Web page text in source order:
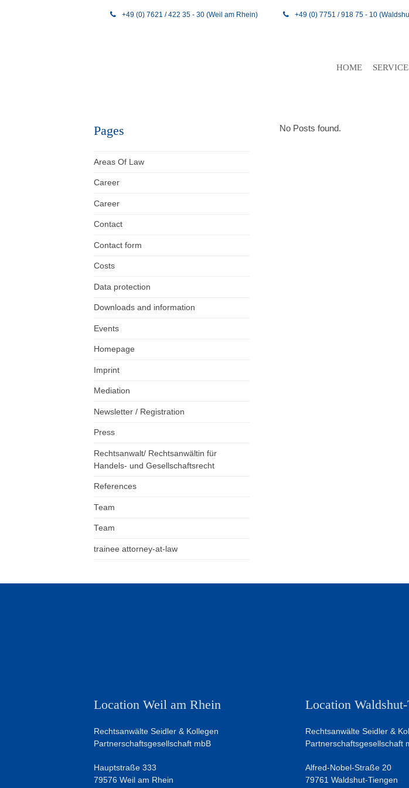
+49 (0) 7621 / 422 35 - 30 (Weil am Rhein) +49 (0) 7751 / 918 75 - 10
HOME
No Posts found.
Pages
Areas Of Law
Career
Career
Contact
Contact form
Costs
Data protection
Downloads and information
Events
Homepage
Imprint
Mediation
Newsletter / Registration
Press
Rechtsanwalt/ Rechtsanwältin für
Handels- und Gesellschaftsrecht
References
Team
Team
trainee attorney-at-law
Location Weil am Rhein
Rechtsanwälte Seidler & Kollegen
Partnerschaftsgesellschaft mbB
Hauptstraße 333
79576 Weil am Rhein
Location
Rechtsanwälte Seidler &
Partnerschaftsgesellschaft
Alfred-Nobel-Straße 20
79761 Waldshut-Tiengen